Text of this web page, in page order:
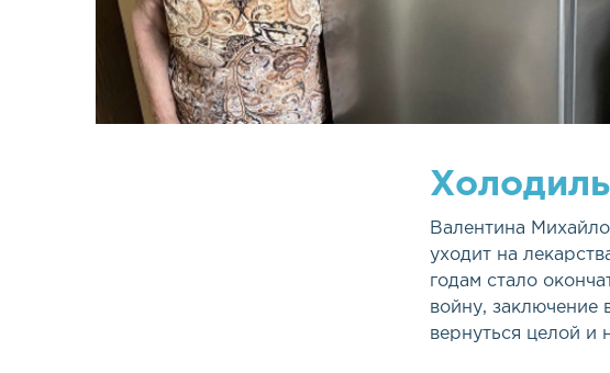
Валентина
уходит на
годам стало
войну, заключение
вернуться целой и